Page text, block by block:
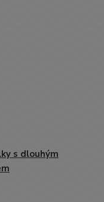
s dlouhým